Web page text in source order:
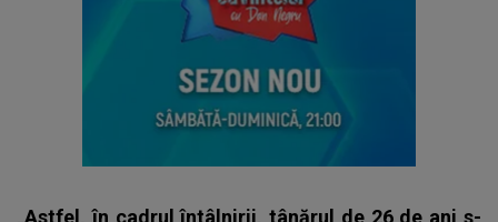
„Astfel, în cadrul întâlnirii, tânărul de 26 de ani s-